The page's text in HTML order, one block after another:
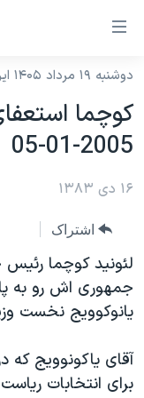
لینکهای
دسترسی
جهش
به
محتوای
اصلی
جهش
صفحه
اصلی
جهش
به
جستجو
نسخه سبک
موضوع ها
ایران
آمریکا
جهان
ورزشی
گزیده‌ها
ویژه برنامه‌ها
ویدیوها
برنامه های تلویزیونی
جدول برنامه ها
صفحه‌های ویژه
جام جهانی ۲۰۲۶
عملیات خشم حماسی
۲۵۰سالگی آمریکا
بایگانی برنامه‌های
فرکانس‌های صدای
پخش رادیویی
یادگیری زبان
دوشنبه ۱۹ مرداد ۱۴۰۵ ایران ۱۱:۲۴
کوچما
2005-01-05
۱۶ دی ۱۳۸۳
اشتراک
لئونيد کوچما
جمهوری اش رو به
يانوکوويج نخست
آقای ياکونوويج
برای انتخابات